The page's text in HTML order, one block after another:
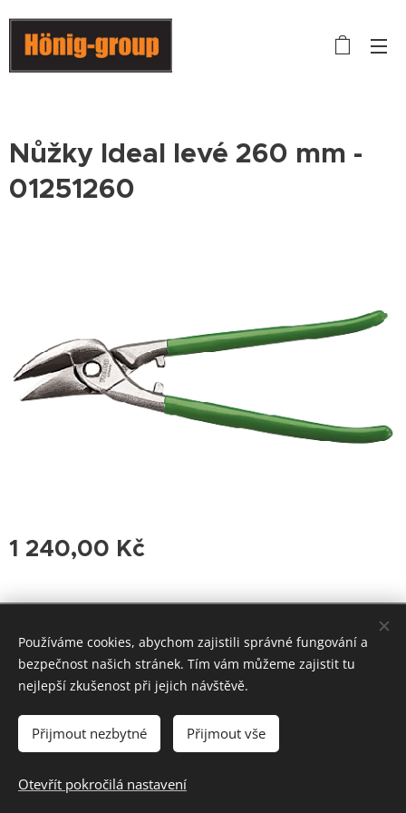
Nůžky Ideal levé 260 mm -
01251260
1 240,00 Kč
Do košíku
honiggroup@seznam.cz, info@honiggroup.cz ,
Tel: +420 607 937 364, +420 728 279 354
Používáme cookies, abychom zajistili správné fungování a
bezpečnost našich stránek. Tím vám můžeme zajistit tu
nejlepší zkušenost při jejich návštěvě.
Přijmout nezbytné Přijmout vše
Otevřít pokročilá nastavení